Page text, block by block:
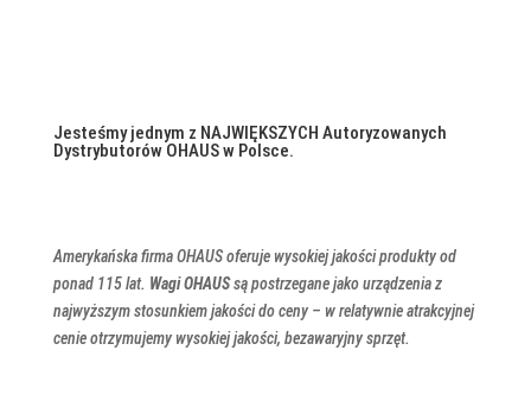
Jesteśmy jednym z NAJWIĘKSZYCH Autoryzowanych
Dystrybutorów OHAUS w Polsce.
Amerykańska firma OHAUS oferuje wysokiej jakości produkty od
ponad 115 lat. WagiOHAUS są postrzegane jako urządzenia z
najwyższym stosunkiem jakości do ceny – w relatywnie atrakcyjnej
cenie otrzymujemy wysokiej jakości, bezawaryjny sprzęt.